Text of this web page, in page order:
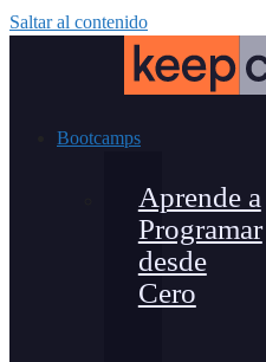
Saltar al contenido
Bootcamps
Aprende a
Programar
desde
Cero